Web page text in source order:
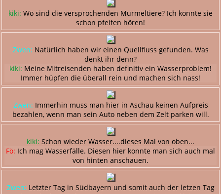
kiki: Wo sind die versprochenden Murmeltiere? Ich konnte sie
schon pfeifen hören!
Zwen: Natürlich haben wir einen Quellfluss gefunden. Was
denkt ihr denn?
kiki: Meine Mitreisenden haben definitiv ein Wasserproblem!
Immer hüpfen die überall rein und machen sich nass!
Zwen: Immerhin muss man hier in Aschau keinen Aufpreis
bezahlen, wenn man sein Auto neben dem Zelt parken will.
kiki: Schon wieder Wasser....dieses Mal von oben...
Fö: Ich mag Wasserfälle. Diesen hier konnte man sich auch mal
von hinten anschauen.
Zwen: Letzter Tag in Südbayern und somit auch der letzen Tag